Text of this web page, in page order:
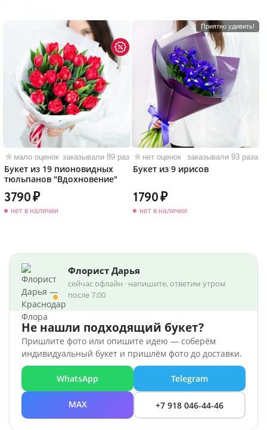
мало оценок заказывали 89 раз
Букет из 19 пионовидных
тюльпанов "Вдохновение"
3790
нет в наличии
Приятно удивить!
нет оценок заказывали 93 раза
Букет из 9 ирисов
1790
нет в наличии
Флорист Дарья
сейчас офлайн · напишите, ответим утром
после 7:00
Не нашли подходящий букет?
Пришлите фото или опишите идею — соберём
индивидуальный букет и пришлём фото до доставки.
WhatsApp Telegram
MAX +7 918 046-44-46